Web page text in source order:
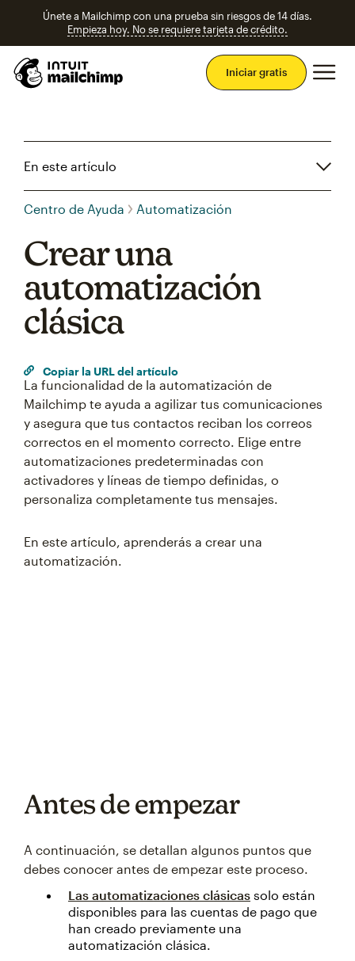
Únete a Mailchimp con una prueba sin riesgos de 14 días.
Empieza hoy. No se requiere tarjeta de crédito.
Iniciar gratis
En este artículo
Centro de Ayuda Automatización
Crear una
automatización
clásica
Copiar la URL del artículo
La funcionalidad de la automatización de
Mailchimp te ayuda a agilizar tus comunicaciones
y asegura que tus contactos reciban los correos
correctos en el momento correcto. Elige entre
automatizaciones predeterminadas con
activadores y líneas de tiempo definidas, o
personaliza completamente tus mensajes.
En este artículo, aprenderás a crear una
automatización.Something went wrong
Antes de empezar
A continuación, se detallan algunos puntos que
debes conocer antes de empezar este proceso.
Las automatizaciones clásicas solo están
disponibles para las cuentas de pago que
han creado previamente una
automatización clásica.